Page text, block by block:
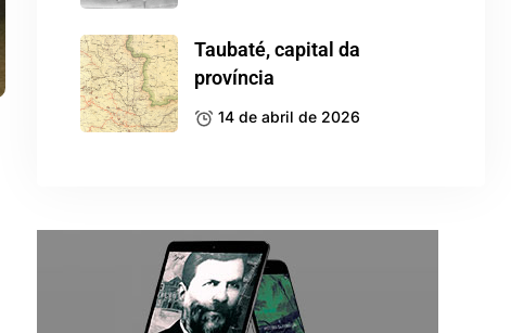
Taubaté, capital da
província
14 de abril de 2026